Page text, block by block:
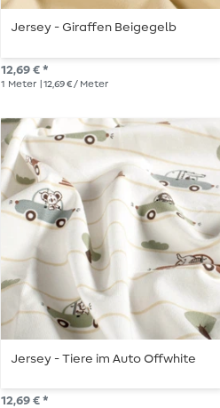
Jersey - Giraffen Beigegelb
12,69 € *
1 Meter | 12,69 € / Meter
Jersey - Tiere im Auto Offwhite
12,69 € *